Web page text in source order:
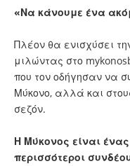
«Να κάνουμε ένα
Πλέον θα ενισχύσει
μιλώντας στο
που τον οδήγησαν να
Μύκονο, αλλά και
σεζόν.
Η Μύκονος είναι
περισσότεροι